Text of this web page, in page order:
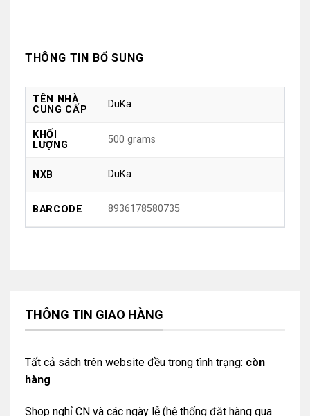
THÔNG TIN BỔ SUNG
TÊN NHÀ
CUNG CẤP
DuKa
KHỐI
LƯỢNG
500 grams
NXB DuKa
BARCODE 8936178580735
THÔNG TIN GIAO HÀNG
Tất cả sách trên website đều trong tình trạng: còn
hàng
Shop nghỉ CN và các ngày lễ (hệ thống đặt hàng qua